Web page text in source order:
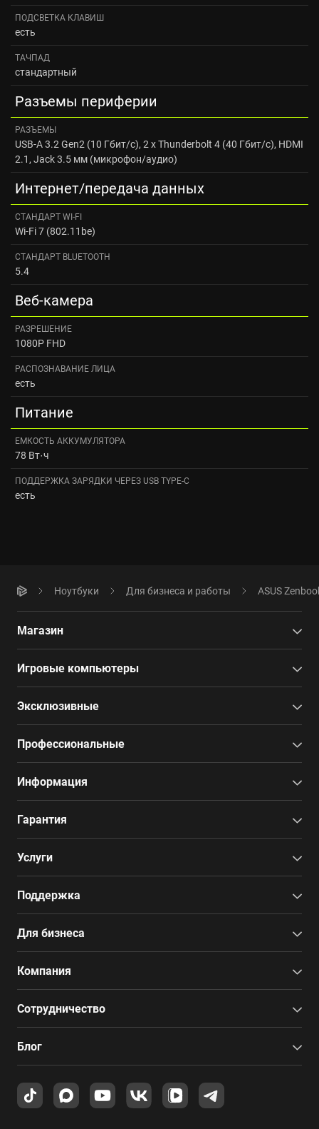
ПОДСВЕТКА КЛАВИШ
есть
ТАЧПАД
стандартный
Разъемы периферии
РАЗЪЕМЫ
USB-A 3.2 Gen2 (10 Гбит/с), 2 x Thunderbolt 4 (40 Гбит/с), HDMI
2.1, Jack 3.5 мм (микрофон/аудио)
Интернет/передача данных
CТАНДАРТ WI‑FI
Wi-Fi 7 (802.11be)
CТАНДАРТ BLUETOOTH
5.4
Веб-камера
РАЗРЕШЕНИЕ
1080P FHD
РАСПОЗНАВАНИЕ ЛИЦА
есть
Питание
ЕМКОСТЬ АККУМУЛЯТОРА
78 Вт·ч
ПОДДЕРЖКА ЗАРЯДКИ ЧЕРЕЗ USB TYPE-C
есть
Ноутбуки Для бизнеса и работы ASUS
Магазин
Игровые компьютеры
Эксклюзивные
Профессиональные
Информация
Гарантия
Услуги
Поддержка
Для бизнеса
Компания
Сотрудничество
Блог